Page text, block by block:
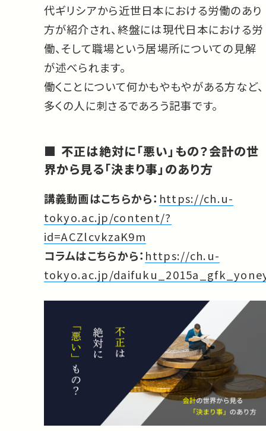
代ギリシアから近世日本における労働のあり
方が紹介され、終盤には現代日本における労
働、そして職場という居場所についての見解
が述べられます。
働くことについて何かもやもやがある方など、
多くの人に刺さるであろう記事です。
不正は絶対に「悪い」もの？会計の世
界から見る「決まり事」のあり方
講義動画はこちらから： https://ch.u-
tokyo.ac.jp/content/?
id=ACZlcvkzaK9m
コラムはこちらから： https://ch.u-
tokyo.ac.jp/